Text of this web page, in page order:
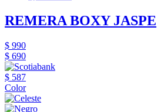
REMERA BOXY JASPE
$ 990
$ 690
$ 587
Color